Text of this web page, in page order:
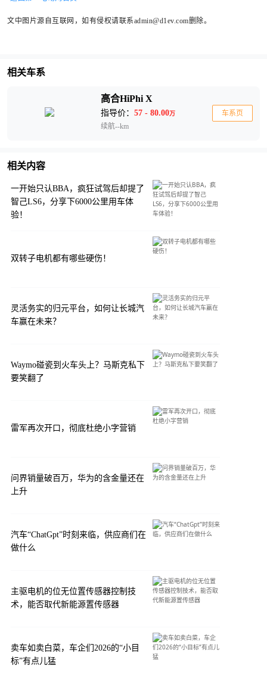
文中图片源自互联网，如有侵权请联系admin@d1ev.com删除。
相关车系
高合HiPhi X
指导价： 57 - 80.00万
续航--km
车系页
相关内容
一开始只认BBA，疯狂试驾后却提了
智己LS6，分享下6000公里用车体
验！
双转子电机都有哪些硬伤！
灵活务实的归元平台，如何让长城汽
车赢在未来？
Waymo碰瓷到火车头上？马斯克私下
要笑翻了
雷军再次开口，彻底杜绝小字营销
问界销量破百万，华为的含金量还在
上升
汽车“ChatGpt”时刻来临，供应商们在
做什么
主驱电机的位无位置传感器控制技
术，能否取代新能源置传感器
卖车如卖白菜，车企们2026的“小目
标”有点儿猛